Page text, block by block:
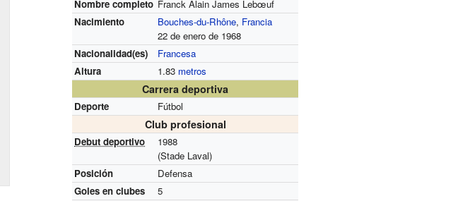
Nombre completo Franck Alain James Lebœuf
Nacimiento
Bouches-du-Rhône, Francia
22 de enero de 1968
Nacionalidad(es)
Francesa
Altura
1.83 metros
Carrera deportiva
Deporte Fútbol
Club profesional
Debut deportivo
1988
(Stade Laval)
Posición
Defensa
Goles en clubes
5